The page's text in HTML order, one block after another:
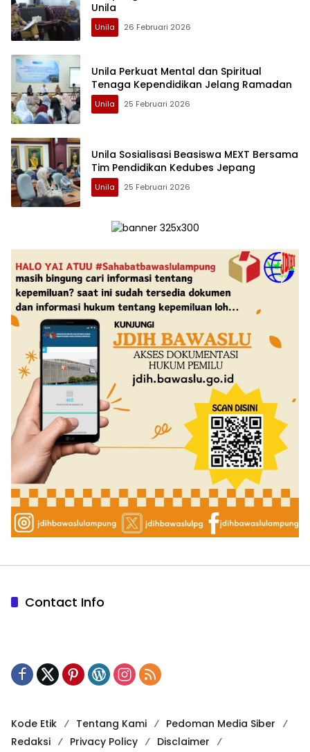
Unila
Unila 26 Februari 2026
Unila Perkuat Mental dan Spiritual
Tenaga Kependidikan Jelang Ramadan
Unila 25 Februari 2026
Unila Sosialisasi Beasiswa MEXT Bersama
Tim Pendidikan Kedubes Jepang
Unila 25 Februari 2026
Contact Info
Kode Etik Tentang Kami
Pedoman Media Siber
Redaksi
Privacy Policy Disclaimer